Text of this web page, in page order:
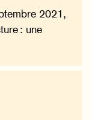
2021,
: une